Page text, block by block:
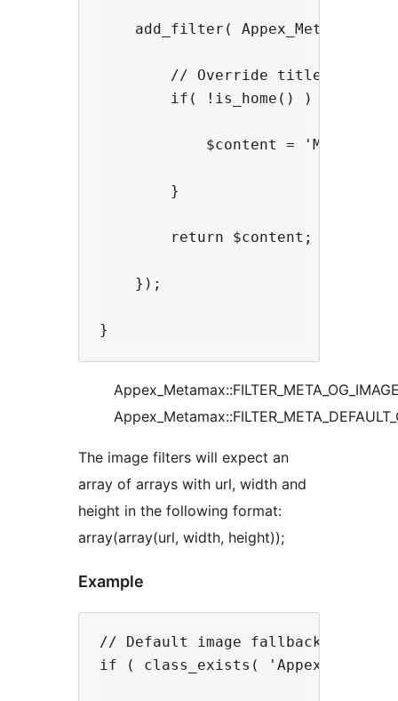
add_filter(
// Override title if not
        if( !is_home() ) {
$content = 'My new
        }
        return $content;
    });
The image filters will expect an
array of arrays with url, width and
height in the following format:
array(array(url, width, height));
Example
// Default image fallback filter
if ( class_exists(